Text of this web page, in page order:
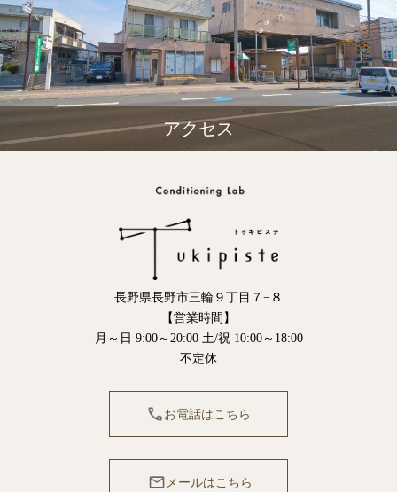
アクセス
長野県長野市三輪９丁目７−８
【営業時間】
月～日 9:00～20:00 土/祝 10:00～18:00
不定休
お電話はこちら
メールはこちら